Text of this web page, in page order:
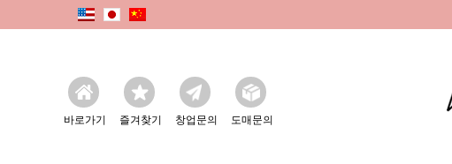
바로가기 즐겨찾기 창업문의 도매문의